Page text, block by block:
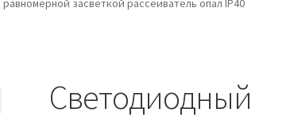
СертификатыТаблица выбора вводного
засветкой рассеиватель опал IP40
Светодиодный